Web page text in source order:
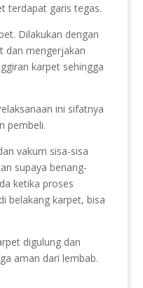
terdapat garis tegas.
Dilakukan dengan
dan mengerjakan
karpet sehingga
ini sifatnya
pembeli.
vakum sisa-sisa
supaya benang-
ketika proses
belakang karpet, bisa
digulung dan
aman dari lembab.